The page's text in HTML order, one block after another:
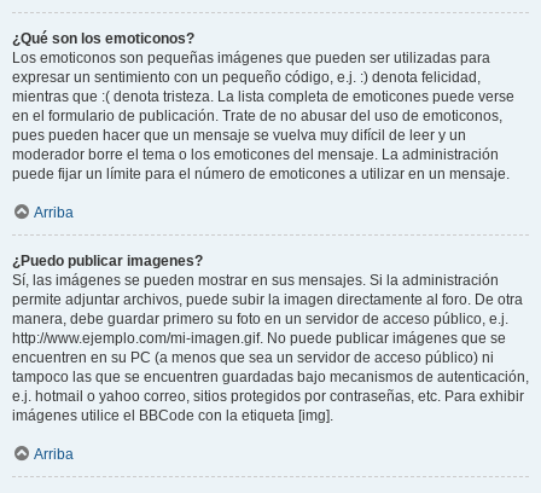
¿Qué son los emoticonos?
Los emoticonos son pequeñas imágenes que pueden ser utilizadas para
expresar un sentimiento con un pequeño código, e.j. :) denota felicidad,
mientras que :( denota tristeza. La lista completa de emoticones puede verse
en el formulario de publicación. Trate de no abusar del uso de emoticonos,
pues pueden hacer que un mensaje se vuelva muy difícil de leer y un
moderador borre el tema o los emoticones del mensaje. La administración
puede fijar un límite para el número de emoticones a utilizar en un mensaje.
Arriba
¿Puedo publicar imagenes?
Sí, las imágenes se pueden mostrar en sus mensajes. Si la administración
permite adjuntar archivos, puede subir la imagen directamente al foro. De otra
manera, debe guardar primero su foto en un servidor de acceso público, e.j.
http://www.ejemplo.com/mi-imagen.gif. No puede publicar imágenes que se
encuentren en su PC (a menos que sea un servidor de acceso público) ni
tampoco las que se encuentren guardadas bajo mecanismos de autenticación,
e.j. hotmail o yahoo correo, sitios protegidos por contraseñas, etc. Para exhibir
imágenes utilice el BBCode con la etiqueta [img].
Arriba